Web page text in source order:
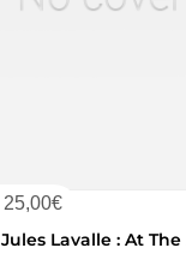
25,00€